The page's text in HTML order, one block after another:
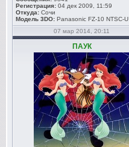
Регистрация: 04 дек 2009, 11:59
Откуда: Сочи
Модель 3DO: Panasonic FZ-10 NTSC-U
07 мар 2014, 20:11
ПАУК